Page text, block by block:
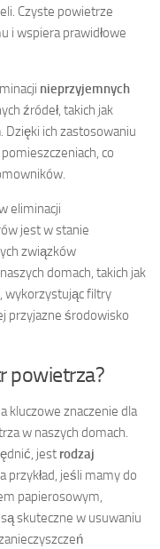
Czyste powietrze
i wspiera prawidłowe
nieprzyjemnych
źródeł, takich jak
ich zastosowaniu
co
eliminacji
jest w stanie
związków
domach, takich jak
wykorzystując filtry
przyjazne środowisko
powietrza?
kluczowe znaczenie dla
w naszych domach.
jest rodzaj
przykład, jeśli mamy do
papierosowym,
skuteczne w usuwaniu